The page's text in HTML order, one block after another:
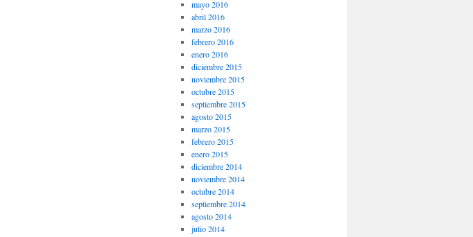
mayo 2016
abril 2016
marzo 2016
febrero 2016
enero 2016
diciembre 2015
noviembre 2015
octubre 2015
septiembre 2015
agosto 2015
marzo 2015
febrero 2015
enero 2015
diciembre 2014
noviembre 2014
octubre 2014
septiembre 2014
agosto 2014
julio 2014